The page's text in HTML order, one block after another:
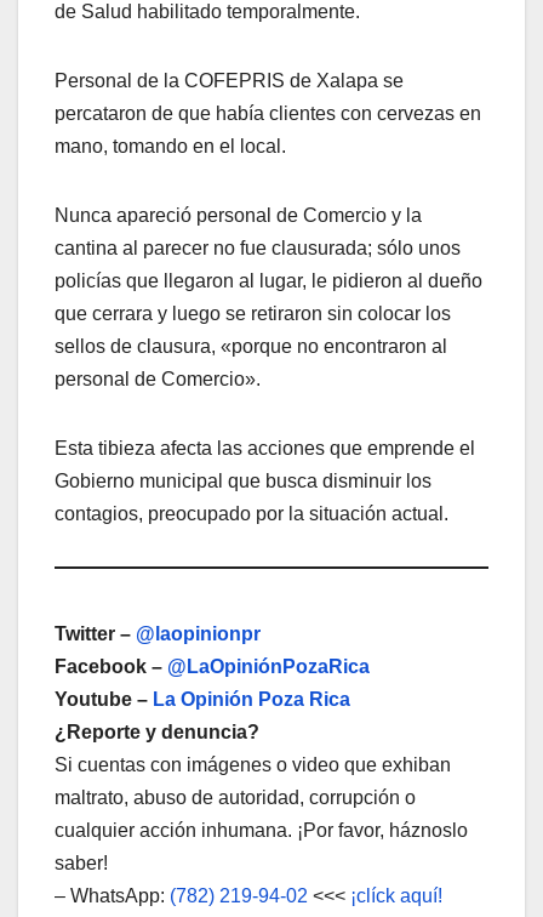
de Salud habilitado temporalmente.
Personal de la COFEPRIS de Xalapa se
percataron de que había clientes con cervezas en
mano, tomando en el local.
Nunca apareció personal de Comercio y la
cantina al parecer no fue clausurada; sólo unos
policías que llegaron al lugar, le pidieron al dueño
que cerrara y luego se retiraron sin colocar los
sellos de clausura, «porque no encontraron al
personal de Comercio».
Esta tibieza afecta las acciones que emprende el
Gobierno municipal que busca disminuir los
contagios, preocupado por la situación actual.
Twitter – @laopinionpr
Facebook – @LaOpiniónPozaRica
Youtube – La Opinión Poza Rica
¿Reporte y denuncia?
Si cuentas con imágenes o video que exhiban
maltrato, abuso de autoridad, corrupción o
cualquier acción inhumana. ¡Por favor, háznoslo
saber!
– WhatsApp: (782) 219-94-02 <<< ¡clíck aquí!